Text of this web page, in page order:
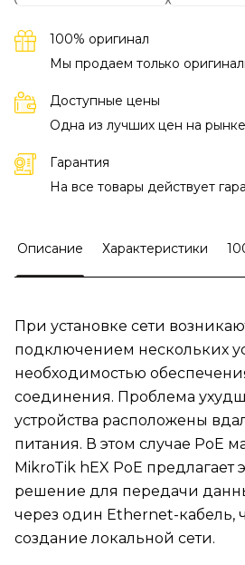
100% оригинал
Мы продаем только
Доступные цены
Одна из лучших цен на
Гарантия
На все товары действует
Описание Характеристики
При установке сети
подключением нескольких
необходимостью
соединения. Проблема
устройства расположены
питания. В этом случае PoE
MikroTik hEX PoE предлагает
решение для передачи
через один Ethernet-кабель,
создание локальной сети.